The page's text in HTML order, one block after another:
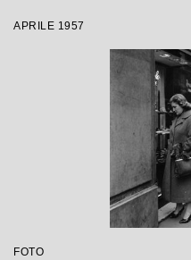
APRILE 1957
FOTO